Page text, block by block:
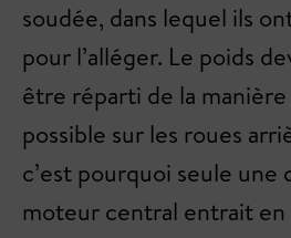
soudée, dans lequel ils
pour l’alléger. Le poids
être réparti de la
possible sur les roues
c’est pourquoi seule une
moteur central entrait